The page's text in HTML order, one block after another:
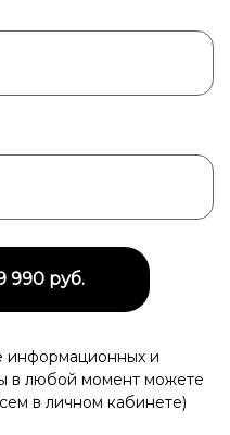
руб.
информационных и
в любой момент можете
в личном кабинете)